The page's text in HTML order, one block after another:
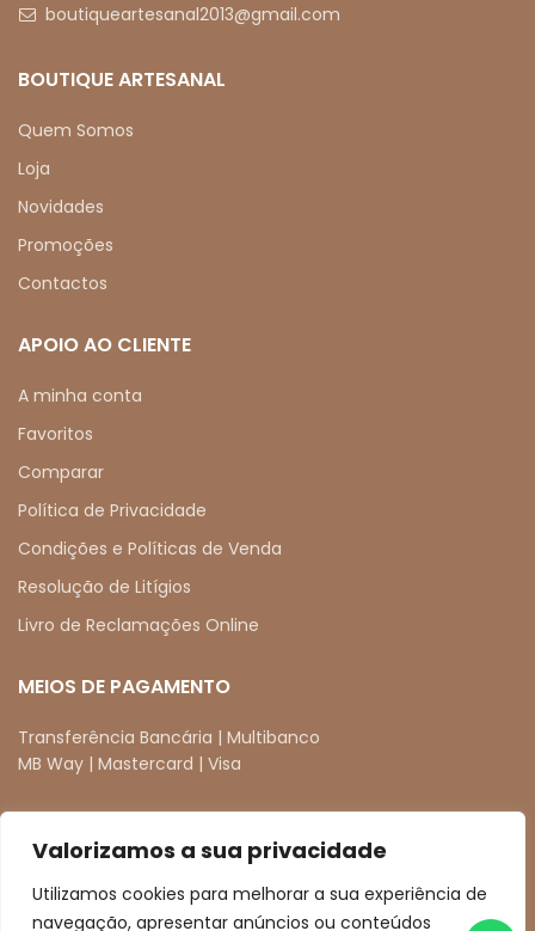
Valorizamos a sua privacidade
Utilizamos cookies para melhorar a sua experiência de
navegação, apresentar anúncios ou conteúdos
boutiqueartesanal2013@gmail.com
BOUTIQUE ARTESANAL
Quem Somos
Loja
Novidades
Promoções
Contactos
APOIO AO CLIENTE
A minha conta
Favoritos
Comparar
Política de Privacidade
Condições e Políticas de Venda
Resolução de Litígios
Livro de Reclamações Online
MEIOS DE PAGAMENTO
Transferência Bancária | Multibanco
MB Way | Mastercard | Visa
REDES SOCIAIS
facebookinstagram